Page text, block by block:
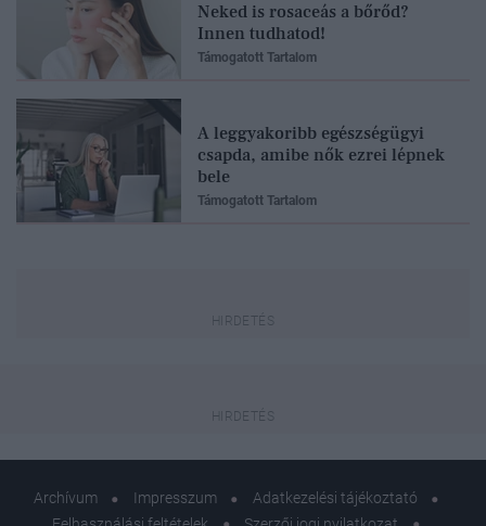
Neked is rosaceás a bőrőd?
Innen tudhatod!
Támogatott Tartalom
A leggyakoribb egészségügyi
csapda, amibe nők ezrei lépnek
bele
Támogatott Tartalom
Archívum Impresszum
Adatkezelési tájékoztató